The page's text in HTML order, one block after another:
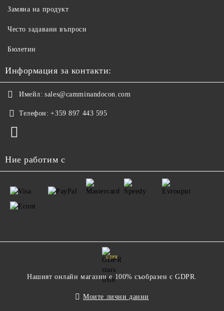
Замяна на продукт
Често задавани въпроси
Бюлетин
Информация за контакти:
Имейл: sales@camminandocon.com
Телефон: +359 897 443 595
Ние работим с
GDPR
Нашият онлайн магазин е 100% съобразен с GDPR.
Моите лични данни